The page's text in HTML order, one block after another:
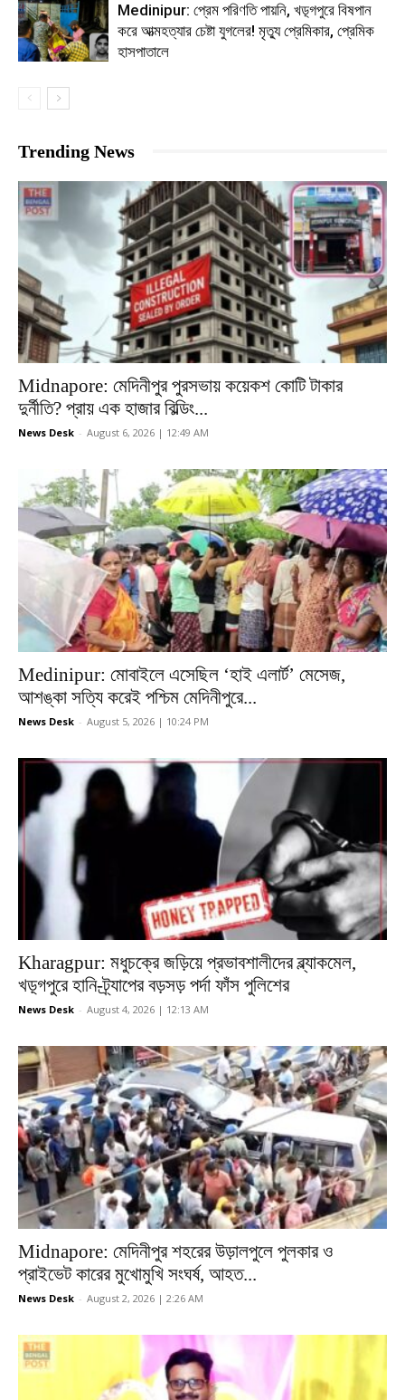
Medinipur: প্রেম পরিণতি পায়নি, খড়্গপুরে বিষপান
করে আত্মহত্যার চেষ্টা যুগলের! মৃত্যু প্রেমিকার, প্রেমিক
হাসপাতালে
Trending News
Midnapore: মেদিনীপুর পুরসভায় কয়েকশ কোটি টাকার
দুর্নীতি? প্রায় এক হাজার বিল্ডিং...
News Desk - August 6, 2026 | 12:49 AM
Medinipur: মোবাইলে এসেছিল ‘হাই এলার্ট’ মেসেজ,
আশঙ্কা সত্যি করেই পশ্চিম মেদিনীপুরে...
News Desk - August 5, 2026 | 10:24 PM
Kharagpur: মধুচক্রে জড়িয়ে প্রভাবশালীদের ব্ল্যাকমেল,
খড়্গপুরে হানি-ট্র্যাপের বড়সড় পর্দা ফাঁস পুলিশের
News Desk - August 4, 2026 | 12:13 AM
Midnapore: মেদিনীপুর শহরের উড়ালপুলে পুলকার ও
প্রাইভেট কারের মুখোমুখি সংঘর্ষ, আহত...
News Desk - August 2, 2026 | 2:26 AM